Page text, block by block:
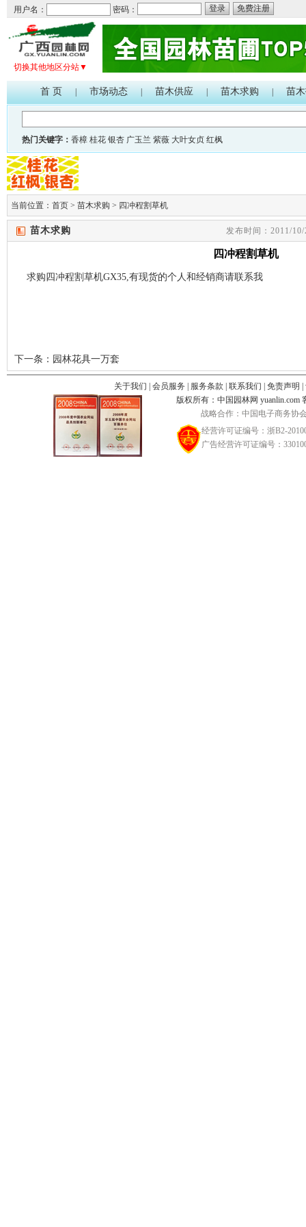
用户名： 密码： 登录 免费注册
切换其他地区分站▼
首 页 市场动态 苗木供应 苗木求购 苗
热门关键字： 香樟 桂花 银杏 广玉兰 紫薇 大叶女贞 红枫
当前位置： 首页 > 苗木求购 > 四冲程割草机
苗木求购 发布时间：2011/
四冲程割草机
求购四冲程割草机GX35,有现货的个人和经销商请联系我
下一条： 园林花具一万套
关于我们 会员服务 服务条款 联系我们 免责声明
版权所有：中国园林网 yuanlin.com
战略合作：中国电子商务协
经营许可证编号：浙B2-
广告经营许可证编号：